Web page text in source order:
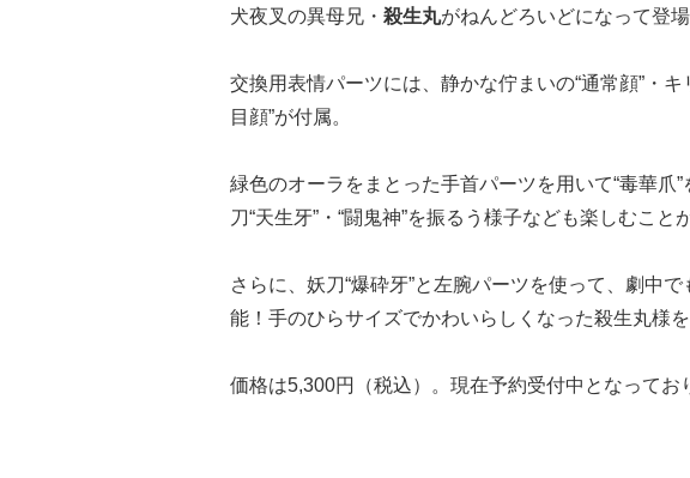
犬夜叉の異母兄・ 殺生丸がねんどろいどになって登場
交換用表情パーツには、静かな佇まいの“通常顔”・キ
目顔”が付属。
緑色のオーラをまとった手首パーツを用いて“毒華爪
刀“天生牙”・“闘鬼神”を振るう様子なども楽しむこと
さらに、妖刀“爆砕牙”と左腕パーツを使って、劇中
能！手のひらサイズでかわいらしくなった殺生丸様
価格は5,300円（税込）。現在予約受付中となってお